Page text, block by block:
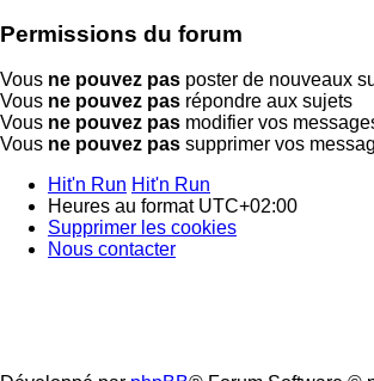
Permissions du forum
Vous ne pouvez pas poster de nouveaux
Vous ne pouvez pas répondre aux sujets
Vous ne pouvez pas modifier vos
Vous ne pouvez pas supprimer vos
Hit'n Run Hit'n Run
Heures au format UTC+02:00
Supprimer les cookies
Nous contacter